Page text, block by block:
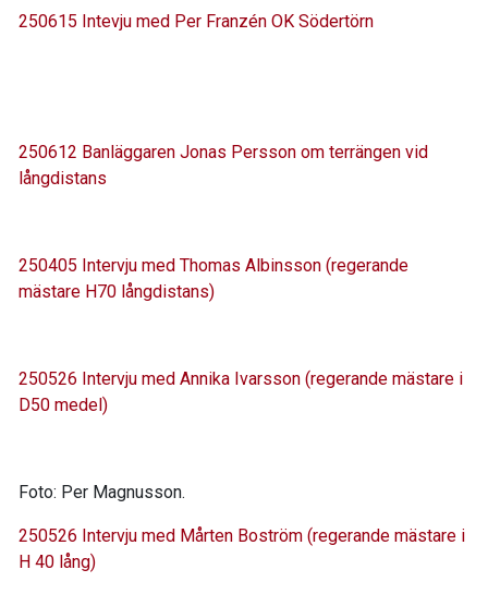
250615 Intevju med Per Franzén OK Södertörn
250612 Banläggaren Jonas Persson om terrängen vid
långdistans
250405 Intervju med Thomas Albinsson (regerande
mästare H70 långdistans)
250526 Intervju med Annika Ivarsson (regerande mästare i
D50 medel)
Foto: Per Magnusson.
250526 Intervju med Mårten Boström (regerande mästare i
H 40 lång)